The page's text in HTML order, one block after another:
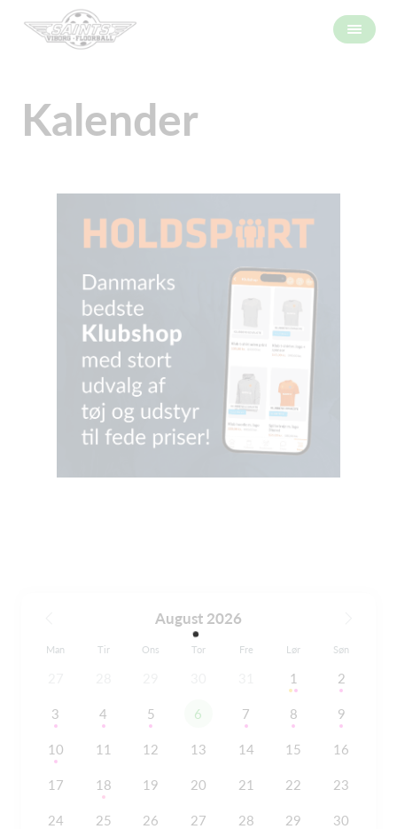
Kalender
August 2026
Man Tir Ons Tor Fre Lør Søn
1 2
3 4 5 6 7 8 9
10 11 12 13 14 15 16
17 18 19 20 21 22 23
24 25 26 27 28 29 30